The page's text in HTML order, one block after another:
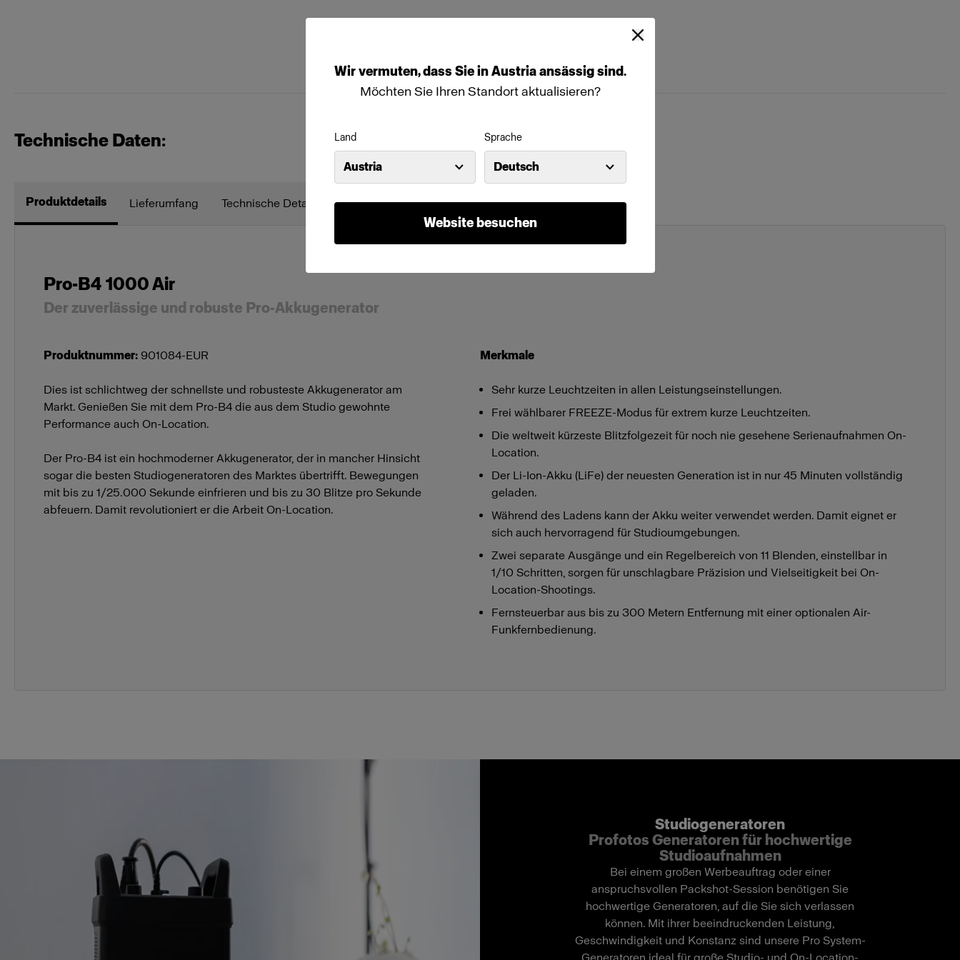
Wirvermuten,dass SieinAustria ansässigsind.
Möchten Sie Ihren Standort aktualisieren?
Land
Austria
Sprache
Deutsch
Website besuchen
Technische Daten:
Produktdetails Lieferumfang Technische Details
Pro-B4 1000 Air
Der zuverlässige und robuste Pro-Akkugenerator
Produktnummer: 901084-EUR
Dies ist schlichtweg der schnellste und robusteste Akkugenerator am
Markt. Genießen Sie mit dem Pro-B4 die aus dem Studio gewohnte
Performance auch On-Location.
Der Pro-B4 ist ein hochmoderner Akkugenerator, der in mancher Hinsicht
sogar die besten Studiogeneratoren des Marktes übertrifft. Bewegungen
mit bis zu 1/25.000 Sekunde einfrieren und bis zu 30 Blitze pro Sekunde
abfeuern. Damit revolutioniert er die Arbeit On-Location.
Merkmale
Sehr kurze Leuchtzeiten in allen Leistungseinstellungen.
Frei wählbarer FREEZE-Modus für extrem kurze Leuchtzeiten.
Die weltweit kürzeste Blitzfolgezeit für noch nie gesehene Serienaufnahmen On-
Location.
Der Li-Ion-Akku (LiFe) der neuesten Generation ist in nur 45 Minuten vollständig
geladen.
Während des Ladens kann der Akku weiter verwendet werden. Damit eignet er
sich auch hervorragend für Studioumgebungen.
Zwei separate Ausgänge und ein Regelbereich von 11 Blenden, einstellbar in
1/10 Schritten, sorgen für unschlagbare Präzision und Vielseitigkeit bei On-
Location-Shootings.
Fernsteuerbar aus bis zu 300 Metern Entfernung mit einer optionalen Air-
Funkfernbedienung.
Studiogeneratoren
Profotos Generatoren für hochwertige
Studioaufnahmen
Bei einem großen Werbeauftrag oder einer
anspruchsvollen Packshot-Session benötigen Sie
hochwertige Generatoren, auf die Sie sich verlassen
können. Mit ihrer beeindruckenden Leistung,
Geschwindigkeit und Konstanz sind unsere Pro System-